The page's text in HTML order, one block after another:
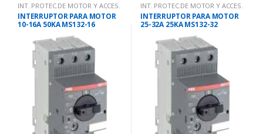
INT. PROTEC.DE MOTOR Y ACCES.
INTERRUPTOR PARA MOTOR
10-16A 50KA MS132-16
INT. PROTEC.DE MOTOR Y ACCES.
INTERRUPTOR PARA MOTOR
25-32A 25KA MS132-32